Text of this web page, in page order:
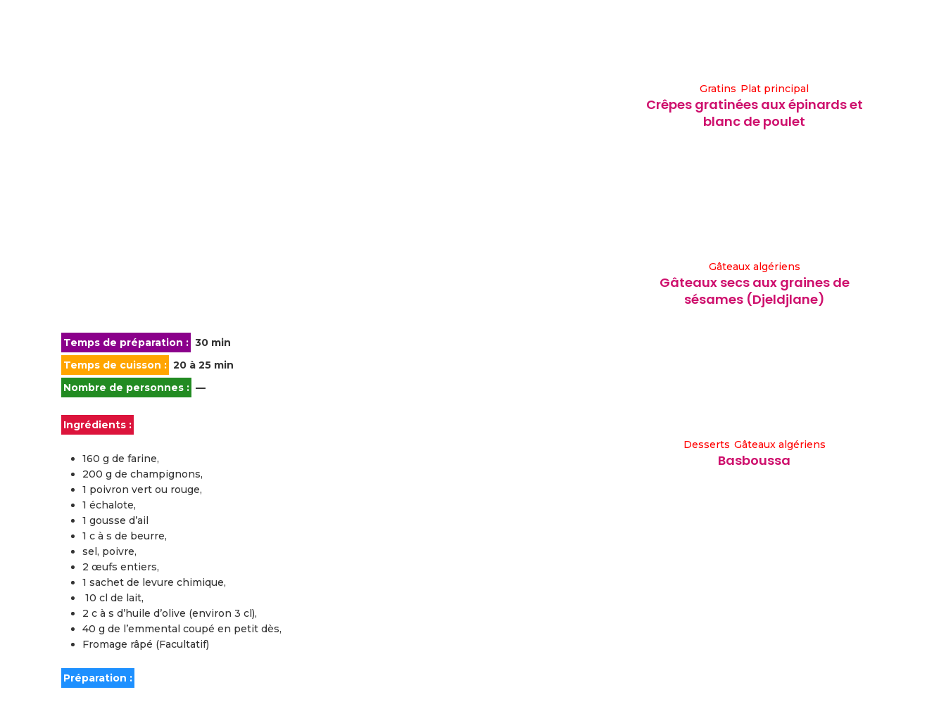
Temps de préparation : 30 min
Temps de cuisson : 20 à 25 min
Nombre de personnes : —
Ingrédients :
160 g de farine,
200 g de champignons,
1 poivron vert ou rouge,
1 échalote,
1 gousse d’ail
1 c à s de beurre,
sel, poivre,
2 œufs entiers,
1 sachet de levure chimique,
10 cl de lait,
2 c à s d’huile d’olive (environ 3 cl),
40 g de l’emmental coupé en petit dès,
Fromage râpé (Facultatif)
Préparation :
Gratins Plat principal
Crêpes gratinées aux épinards et
blanc de poulet
Gâteaux algériens
Gâteaux secs aux graines de
sésames (Djeldjlane)
Desserts Gâteaux algériens
Basboussa